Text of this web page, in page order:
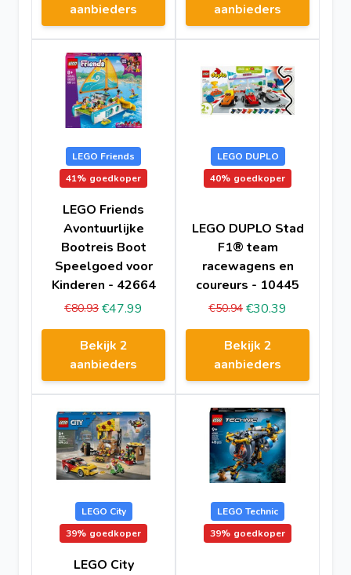
aanbieders
aanbieders
LEGO Friends
41% goedkoper
LEGO Friends
Avontuurlijke
Bootreis Boot
Speelgoed voor
Kinderen - 42664
€80.93 €47.99
Bekijk 2
aanbieders
LEGO DUPLO
40% goedkoper
LEGO DUPLO Stad
F1® team
racewagens en
coureurs - 10445
€50.94 €30.39
Bekijk 2
aanbieders
LEGO City
39% goedkoper
LEGO City
LEGO Technic
39% goedkoper